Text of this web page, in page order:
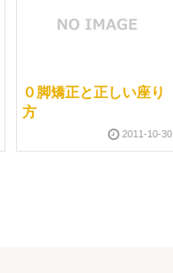
０脚矯正と正しい座り
方
2011-10-30